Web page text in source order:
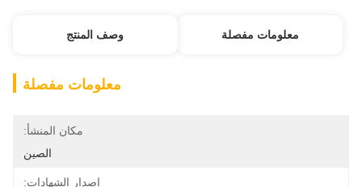
معلومات مفصلة وصف المنتج
معلومات مفصلة
مكان المنشأ:
الصين
إصدار الشهادات: